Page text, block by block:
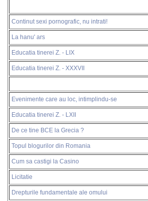
Continut sexi pornografic, nu intrati!
La hanu' ars
Educatia tinerei Z. - LIX
Educatia tinerei Z. - XXXVII
Evenimente care au loc, intimplindu-se
Educatia tinerei Z. - LXII
De ce tine BCE la Grecia ?
Topul blogurilor din Romania
Cum sa castigi la Casino
Licitatie
Drepturile fundamentale ale omului